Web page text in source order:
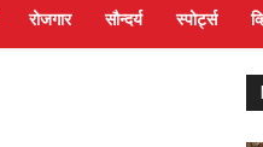
रोजगार सौन्दर्य स्पोर्ट्स